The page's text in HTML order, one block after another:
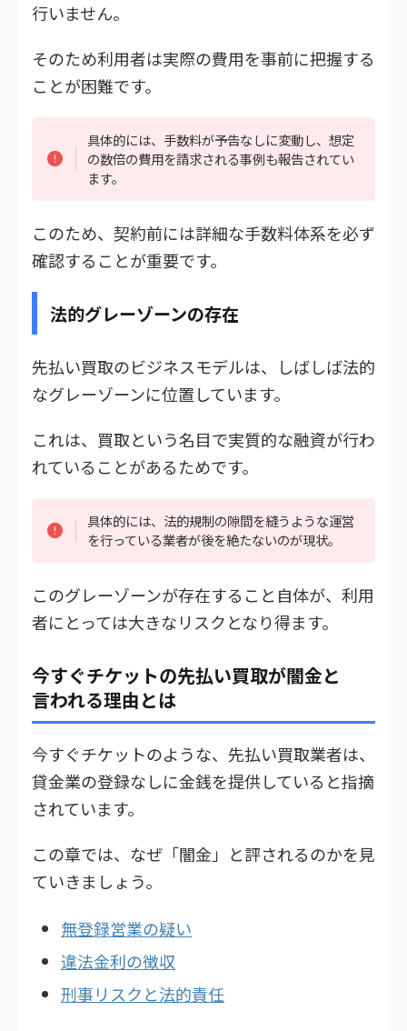
行いません。
そのため利用者は実際の費用を事前に把握する
ことが困難です。
具体的には、手数料が予告なしに変動し、想定
の数倍の費用を請求される事例も報告されてい
ます。
このため、契約前には詳細な手数料体系を必ず
確認することが重要です。
法的グレーゾーンの存在
先払い買取のビジネスモデルは、しばしば法的
なグレーゾーンに位置しています。
これは、買取という名目で実質的な融資が行わ
れていることがあるためです。
具体的には、法的規制の隙間を縫うような運営
を行っている業者が後を絶たないのが現状。
このグレーゾーンが存在すること自体が、利用
者にとっては大きなリスクとなり得ます。
今すぐチケットの先払い買取が闇金と
言われる理由とは
今すぐチケットのような、先払い買取業者は、
貸金業の登録なしに金銭を提供していると指摘
されています。
この章では、なぜ「闇金」と評されるのかを見
ていきましょう。
無登録営業の疑い
違法金利の徴収
刑事リスクと法的責任